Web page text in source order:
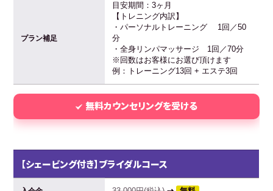
プラン補足
目安期間：3ヶ月
【トレニング内訳】
・パーソナルトレーニング 1回／50
分
・全身リンパマッサージ 1回／70分
※回数はお客様にお選び頂けます
例：トレーニング13回 + エステ3回
無料カウンセリングを受ける
【シェービング付き】ブライダルコース